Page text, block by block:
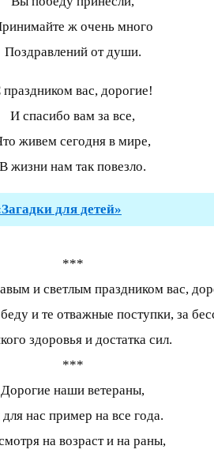
ж очень много
Поздравлений от души.
вас, дорогие!
И спасибо вам за все,
живем сегодня в мире,
В жизни нам так повезло.
для детей»
***
и светлым праздником вас,
и те отважные поступки, за
здоровья и достатка сил.
***
Дорогие наши ветераны,
нас пример на все года.
на возраст и на раны,